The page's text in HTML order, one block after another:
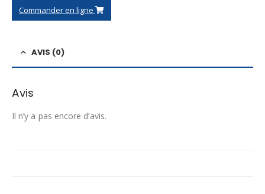
Commander en ligne
AVIS (0)
Avis
Il n’y a pas encore d’avis.